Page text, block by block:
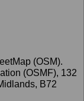
(OSM).
(OSMF), 132
B72